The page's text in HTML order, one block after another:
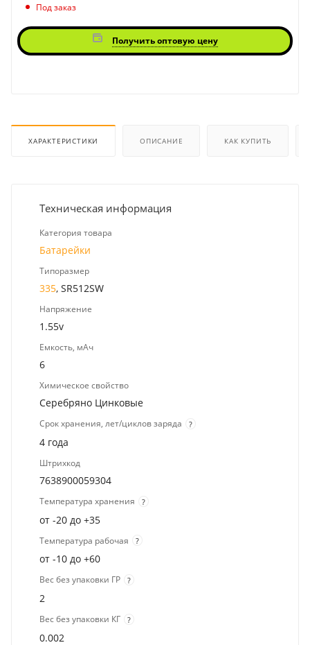
Под заказ
Получить оптовую цену
ХАРАКТЕРИСТИКИ ОПИСАНИЕ КАК КУПИТЬ
Техническая информация
Категория товара
Батарейки
Типоразмер
335, SR512SW
Напряжение
1.55v
Емкость, мАч
6
Химическое свойство
Серебряно Цинковые
Срок хранения, лет/циклов заряда ?
4 года
Штрихкод
7638900059304
Температура хранения ?
от -20 до +35
Температура рабочая ?
от -10 до +60
Вес без упаковки ГР ?
2
Вес без упаковки КГ ?
0.002